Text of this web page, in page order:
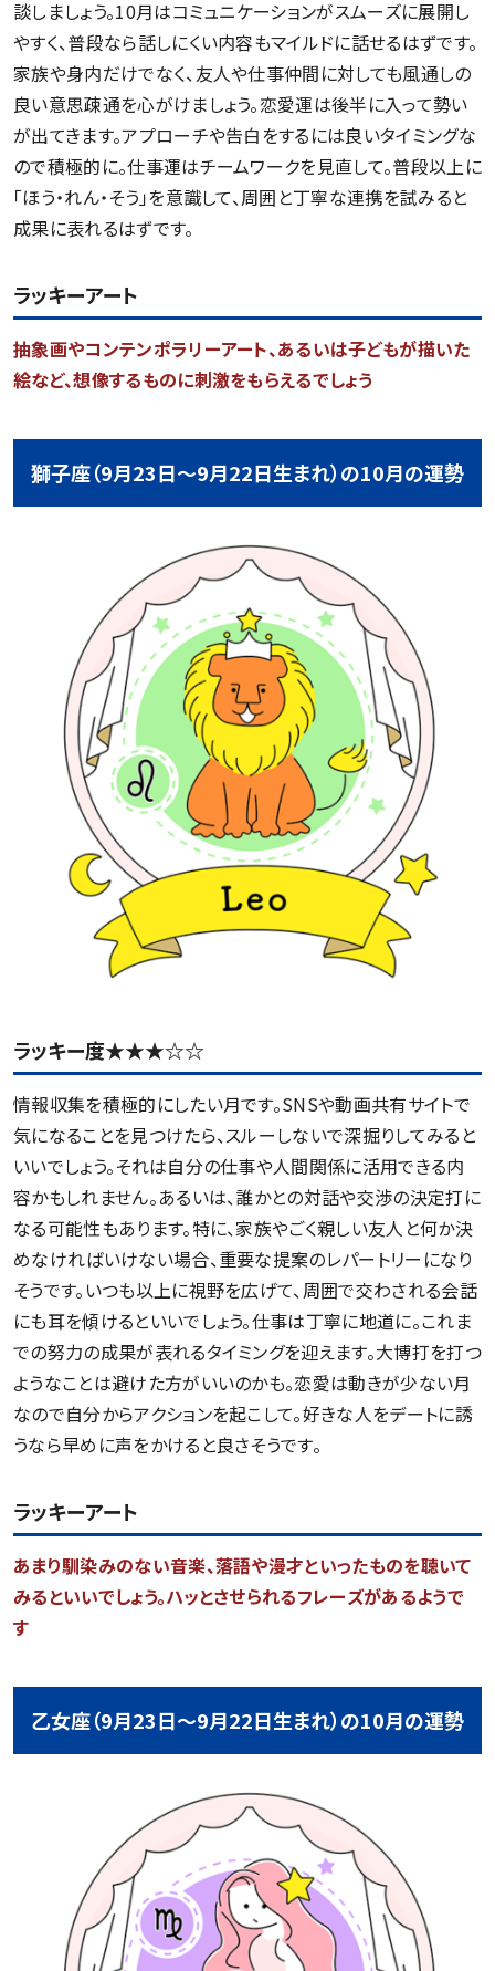
談しましょう。10月はコミュニケーションがスムーズに展開し
やすく、普段なら話しにくい内容もマイルドに話せるはずです。
家族や身内だけでなく、友人や仕事仲間に対しても風通しの
良い意思疎通を心がけましょう。恋愛運は後半に入って勢い
が出てきます。アプローチや告白をするには良いタイミングな
ので積極的に。仕事運はチームワークを見直して。普段以上に
「ほう・れん・そう」を意識して、周囲と丁寧な連携を試みると
成果に表れるはずです。
ラッキーアート
抽象画やコンテンポラリーアート、あるいは子どもが描いた
絵など、想像するものに刺激をもらえるでしょう
獅子座（9月23日～9月22日生まれ）の10月の運勢
ラッキー度★★★☆☆
情報収集を積極的にしたい月です。SNSや動画共有サイトで
気になることを見つけたら、スルーしないで深掘りしてみると
いいでしょう。それは自分の仕事や人間関係に活用できる内
容かもしれません。あるいは、誰かとの対話や交渉の決定打に
なる可能性もあります。特に、家族やごく親しい友人と何か決
めなければいけない場合、重要な提案のレパートリーになり
そうです。いつも以上に視野を広げて、周囲で交わされる会話
にも耳を傾けるといいでしょう。仕事は丁寧に地道に。これま
での努力の成果が表れるタイミングを迎えます。大博打を打つ
ようなことは避けた方がいいのかも。恋愛は動きが少ない月
なので自分からアクションを起こして。好きな人をデートに誘
うなら早めに声をかけると良さそうです。
ラッキーアート
あまり馴染みのない音楽、落語や漫才といったものを聴いて
みるといいでしょう。ハッとさせられるフレーズがあるようで
す
乙女座（9月23日～9月22日生まれ）の10月の運勢